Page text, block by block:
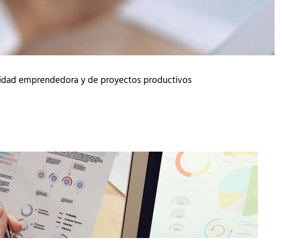
emprendedora y de proyectos productivos